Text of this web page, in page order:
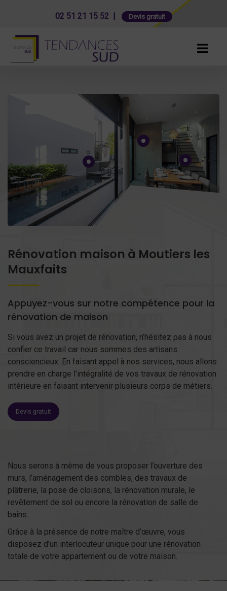
02 51 21 15 52 | Devis gratuit
Rénovation maison à Moutiers les
Mauxfaits
Appuyez-vous sur notre compétence pour la
rénovation de maison
Si vous avez un projet de rénovation, n’hésitez pas à nous
confier ce travail car nous sommes des artisans
consciencieux. En faisant appel à nos services, nous allons
prendre en charge l’intégralité de vos travaux de rénovation
intérieure en faisant intervenir plusieurs corps de métiers.
Devis gratuit
Nous serons à même de vous proposer l’ouverture des
murs, l’aménagement des combles, des travaux de
plâtrerie, la pose de cloisons, la rénovation murale, le
revêtement de sol ou encore la rénovation de salle de
bains.
Grâce à la présence de notre maître d’œuvre, vous
disposez d’un interlocuteur unique pour une rénovation
totale de votre appartement ou de votre maison.